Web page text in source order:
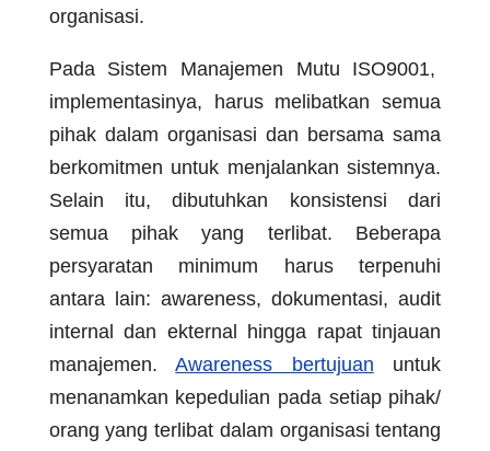
organisasi.
Pada Sistem Manajemen Mutu ISO9001,
implementasinya, harus melibatkan semua
pihak dalam organisasi dan bersama sama
berkomitmen untuk menjalankan sistemnya.
Selain itu, dibutuhkan konsistensi dari
semua pihak yang terlibat. Beberapa
persyaratan minimum harus terpenuhi
antara lain: awareness, dokumentasi, audit
internal dan ekternal hingga rapat tinjauan
manajemen.Awareness bertujuan untuk
menanamkan kepedulian pada setiap pihak/
orang yang terlibat dalam organisasi tentang